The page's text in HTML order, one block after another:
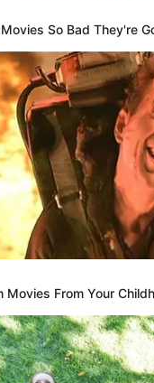
Es wird
und
gelegt, um
Selbstverständlich
zum Klettern
inklusive. Auf
Besucher mit
die Premiere eines
der Firma
garantiert,
permanent richtig im
sein. Versehentliche
der
Dies ist ein
Begleitpersonen
Der Kletterwald ist
Qualitäts- und
So Bad They're
Movies From Your